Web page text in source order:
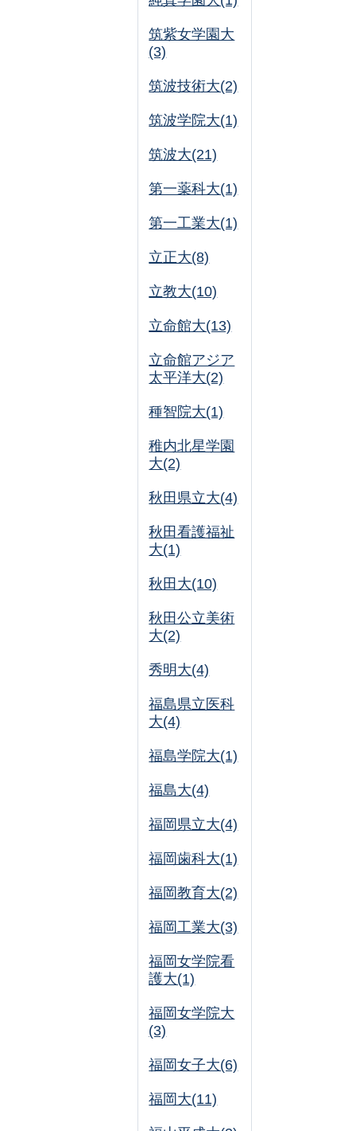
筑紫女学園大
(3)
筑波技術大(2)
筑波学院大(1)
筑波大(21)
第一薬科大(1)
第一工業大(1)
立正大(8)
立教大(10)
立命館大(13)
立命館アジア
太平洋大(2)
種智院大(1)
稚内北星学園
大(2)
秋田県立大(4)
秋田看護福祉
大(1)
秋田大(10)
秋田公立美術
大(2)
秀明大(4)
福島県立医科
大(4)
福島学院大(1)
福島大(4)
福岡県立大(4)
福岡歯科大(1)
福岡教育大(2)
福岡工業大(3)
福岡女学院看
護大(1)
福岡女学院大
(3)
福岡女子大(6)
福岡大(11)